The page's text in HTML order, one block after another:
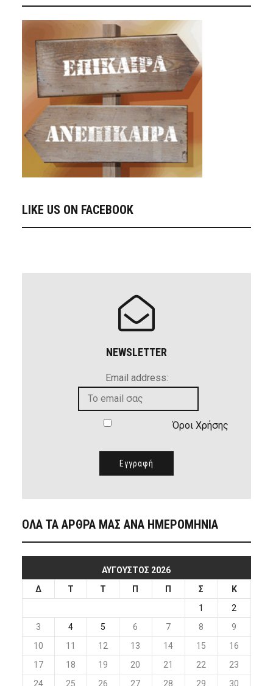
LIKE US ON FACEBOOK
NEWSLETTER
Email address:
Όροι Χρήσης
ΟΛΑ ΤΑ ΑΡΘΡΑ ΜΑΣ ΑΝΑ ΗΜΕΡΟΜΗΝΙΑ
ΑΎΓΟΥΣΤΟΣ 2026
Δ
Τ Τ Π Π Σ
Κ
1
2
3
4 5 6 7 8
9
10
11 12 13 14 15
16
17
18 19 20 21 22
23
24
25 26 27 28 29 30